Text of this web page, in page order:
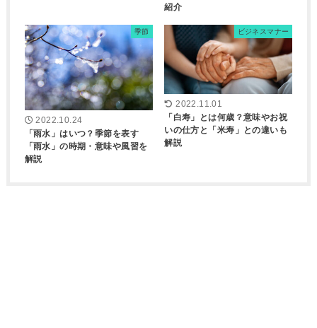
紹介
季節
2022.10.24
「雨水」はいつ？季節を表す
「雨水」の時期・意味や風習を
解説
ビジネスマナー
2022.11.01
「白寿」とは何歳？意味やお祝
いの仕方と「米寿」との違いも
解説